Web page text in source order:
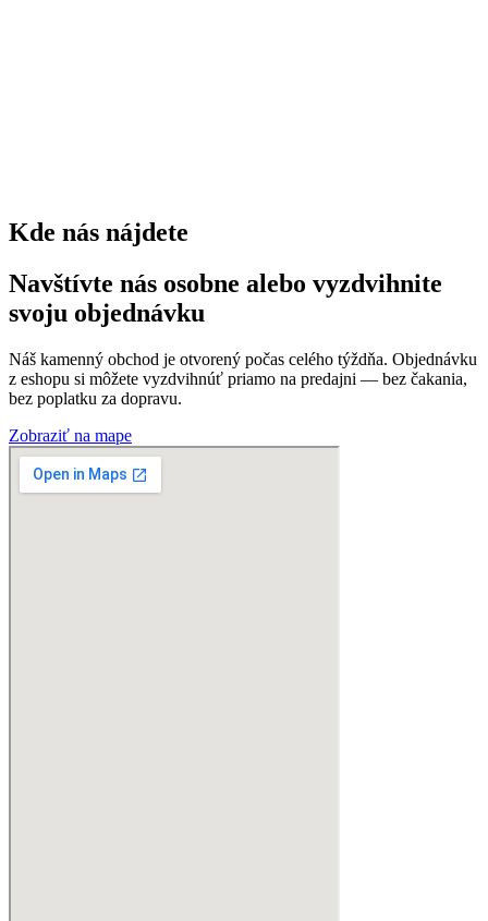
Kde nás nájdete
Navštívte nás osobne alebo vyzdvihnite
svoju objednávku
Náš kamenný obchod je otvorený počas celého týždňa. Objednávku
z eshopu si môžete vyzdvihnúť priamo na predajni — bez čakania,
bez poplatku za dopravu.
Zobraziť na mape